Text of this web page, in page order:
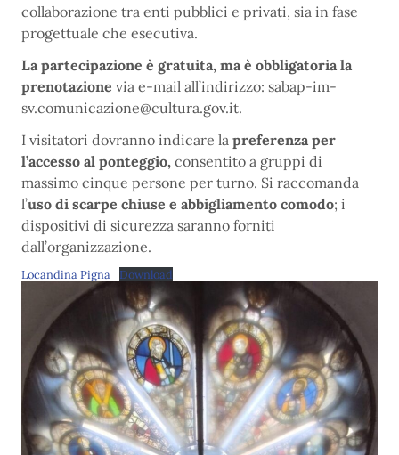
collaborazione tra enti pubblici e privati, sia in fase
progettuale che esecutiva.
La partecipazione è gratuita, ma è obbligatoria la
prenotazione via e-mail all’indirizzo: sabap-im-
sv.comunicazione@cultura.gov.it.
I visitatori dovranno indicare la preferenza per
l’accesso al ponteggio, consentito a gruppi di
massimo cinque persone per turno. Si raccomanda
l’uso di scarpe chiuse e abbigliamento comodo; i
dispositivi di sicurezza saranno forniti
dall’organizzazione.
Locandina Pigna Download